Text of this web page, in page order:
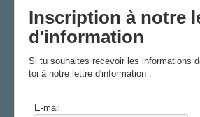
ACTUALITÉ
CSAL
CAP/Recours
FS SSCT
Archives
Inscription à notre
d'information
Si tu souhaites recevoir les informations
toi à notre lettre d'information :
E-mail